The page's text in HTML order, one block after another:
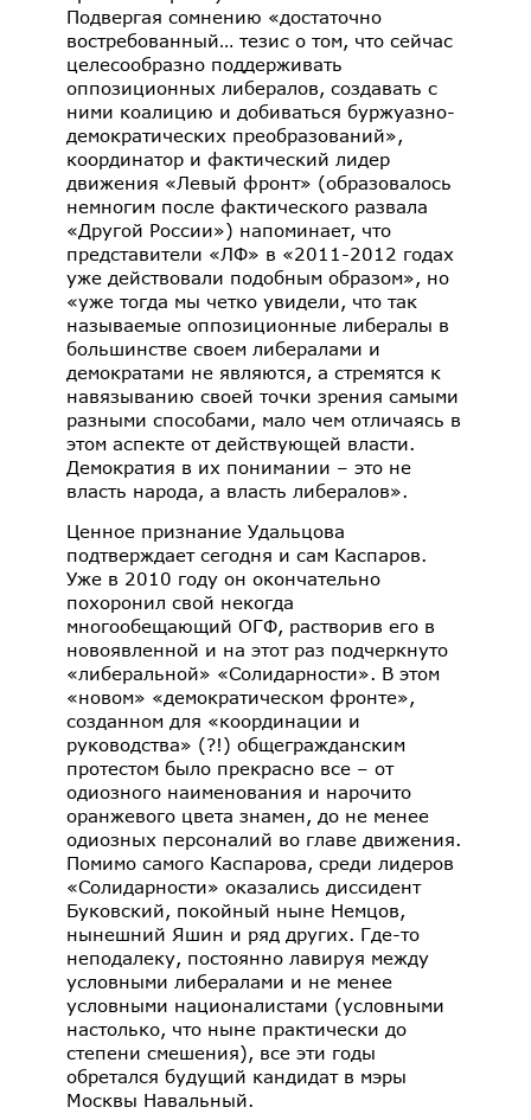
Подвергая сомнению «достаточно
востребованный… тезис о том, что сейчас
целесообразно поддерживать
оппозиционных либералов, создавать с
ними коалицию и добиваться буржуазно-
демократических преобразований»,
координатор и фактический лидер
движения «Левый фронт» (образовалось
немногим после фактического развала
«Другой России») напоминает, что
представители «ЛФ» в «2011-2012 годах
уже действовали подобным образом», но
«уже тогда мы четко увидели, что так
называемые оппозиционные либералы в
большинстве своем либералами и
демократами не являются, а стремятся к
навязыванию своей точки зрения самыми
разными способами, мало чем отличаясь в
этом аспекте от действующей власти.
Демократия в их понимании – это не
власть народа, а власть либералов».
Ценное признание Удальцова
подтверждает сегодня и сам Каспаров.
Уже в 2010 году он окончательно
похоронил свой некогда
многообещающий ОГФ, растворив его в
новоявленной и на этот раз подчеркнуто
«либеральной» «Солидарности». В этом
«новом» «демократическом фронте»,
созданном для «координации и
руководства» (?!) общегражданским
протестом было прекрасно все – от
одиозного наименования и нарочито
оранжевого цвета знамен, до не менее
одиозных персоналий во главе движения.
Помимо самого Каспарова, среди лидеров
«Солидарности» оказались диссидент
Буковский, покойный ныне Немцов,
нынешний Яшин и ряд других. Где-то
неподалеку, постоянно лавируя между
условными либералами и не менее
условными националистами (условными
настолько, что ныне практически до
степени смешения), все эти годы
обретался будущий кандидат в мэры
Москвы Навальный.